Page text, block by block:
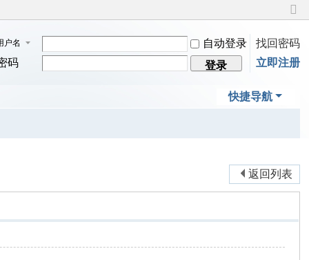
切
换
到
窄
版
户名 自动登录
找回密码
码
登录 立即注册
快捷导航
返回列表